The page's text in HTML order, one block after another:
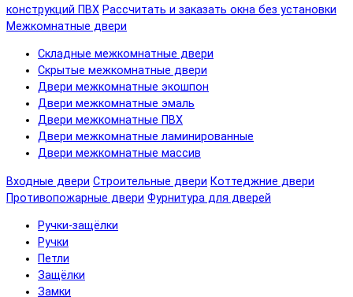
конструкций ПВХ Рассчитать и заказать окна без установки
Межкомнатные двери
Складные межкомнатные двери
Скрытые межкомнатные двери
Двери межкомнатные экошпон
Двери межкомнатные эмаль
Двери межкомнатные ПВХ
Двери межкомнатные ламинированные
Двери межкомнатные массив
Входные двери Строительные двери Коттеджние двери
Противопожарные двери Фурнитура для дверей
Ручки-защёлки
Ручки
Петли
Защёлки
Замки